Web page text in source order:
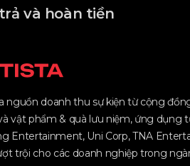
và hoàn tiền
doanh thu sự kiện từ cộng
vật phẩm & quà lưu niệm, ứng dụng
Entertainment, Uni Corp, TNA
trội cho các doanh nghiệp trong